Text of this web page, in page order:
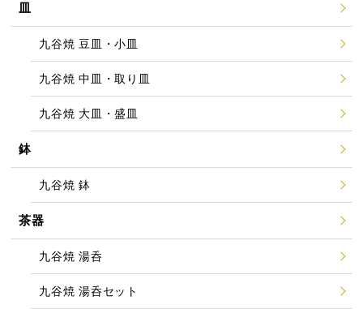
皿
九谷焼 豆皿・小皿
九谷焼 中皿・取り皿
九谷焼 大皿・盛皿
鉢
九谷焼 鉢
茶器
九谷焼 湯呑
九谷焼 湯呑セット